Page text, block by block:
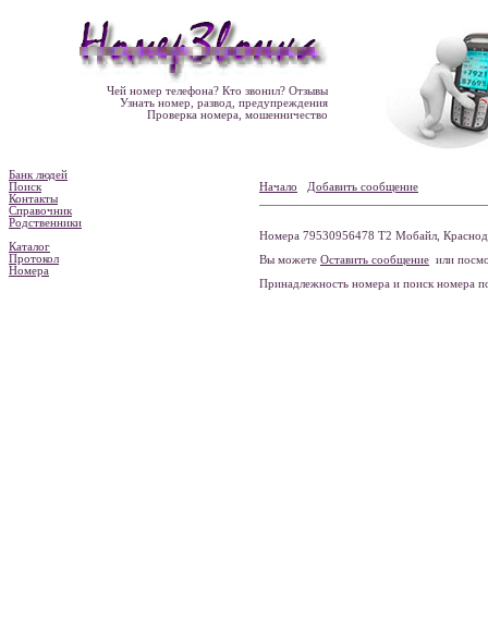
Чей номер телефона? Кто звонил? Отзывы
Узнать номер, развод, предупреждения
Проверка номера, мошенничество
Банк людей
Поиск
Контакты
Справочник
Родственники
Каталог
Протокол
Номера
Начало Добавить сообщение
Номера 79530956478 Т2 Мобайл,
Вы можете Оставить сообщение или
Принадлежность номера и поиск номера